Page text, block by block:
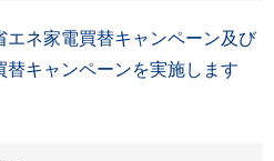
エネ家電買替キャンペーン及び
替キャンペーンを実施します